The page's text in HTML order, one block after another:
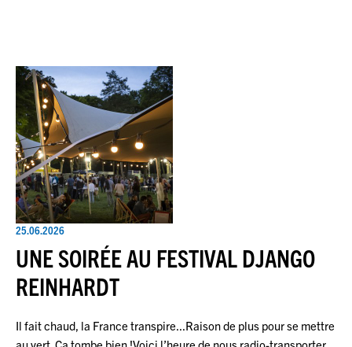
25.06.2026
UNE SOIRÉE AU FESTIVAL DJANGO
REINHARDT
Il fait chaud, la France transpire...Raison de plus pour se mettre